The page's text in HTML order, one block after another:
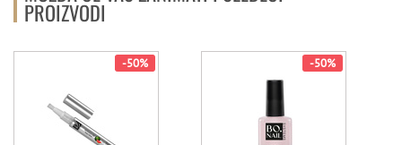
PROIZVODI
-50% -50%